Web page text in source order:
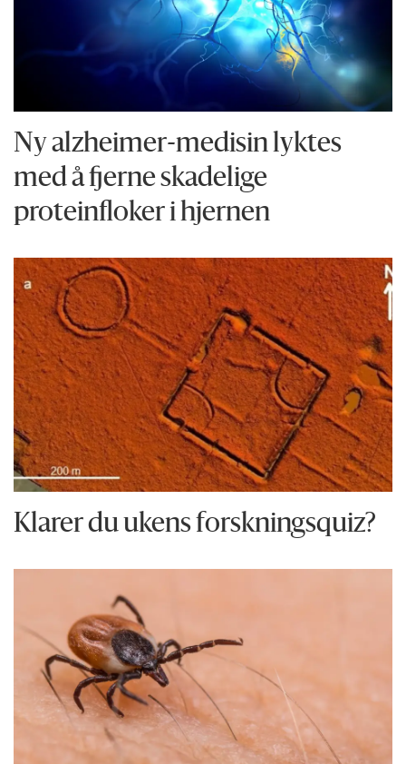
Ny alzheimer-medisin lyktes
med å fjerne skadelige
proteinfloker i hjernen
Klarer du ukens forskningsquiz?